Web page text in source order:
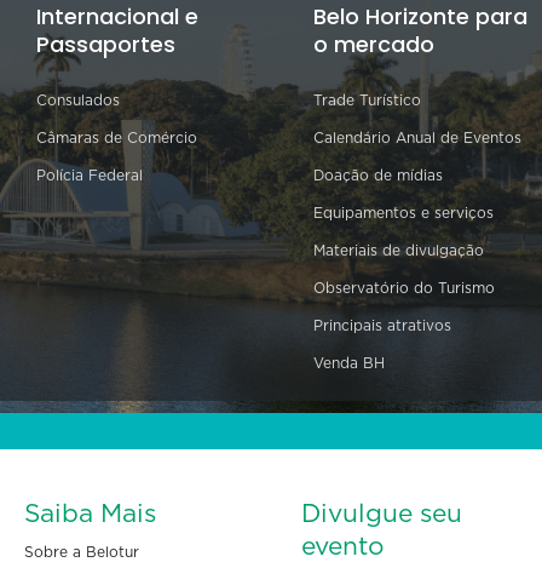
Internacional e
Passaportes
Consulados
Câmaras de Comércio
Polícia Federal
Belo Horizonte para
o mercado
Trade Turístico
Calendário Anual de Eventos
Doação de mídias
Equipamentos e serviços
Materiais de divulgação
Observatório do Turismo
Principais atrativos
Venda BH
Saiba Mais
Sobre a Belotur
Divulgue seu
evento